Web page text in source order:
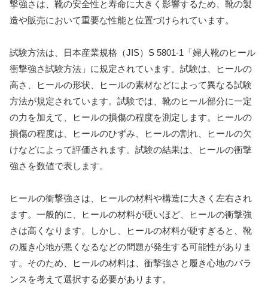
撃強さは、靴の安全性と寿命に大きく影響するため、靴の製
造や販売において重要な性能と位置づけられています。
試験方法は、日本産業規格（JIS）S 5801-1「婦人靴のヒール
衝撃強さ試験方法」に規定されています。試験は、ヒールの
高さ、ヒールの形状、ヒールの素材などによって異なる試験
方法が規定されています。試験では、靴のヒール部分に一定
の力を加えて、ヒールの損傷の程度を測定します。ヒールの
損傷の程度は、ヒールのひずみ、ヒールの割れ、ヒールの欠
けなどによって評価されます。試験の結果は、ヒールの衝撃
強さを数値で表します。
ヒールの衝撃強さは、ヒールの材料や構造に大きく左右され
ます。一般的に、ヒールの材料が硬いほど、ヒールの衝撃強
さは高くなります。しかし、ヒールの材料が硬すぎると、靴
の履き心地が悪くなるなどの問題が発生する可能性がありま
す。そのため、ヒールの材料は、衝撃強さと履き心地のバラ
ンスを考えて選択する必要があります。